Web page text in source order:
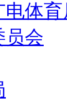
电体育
员会